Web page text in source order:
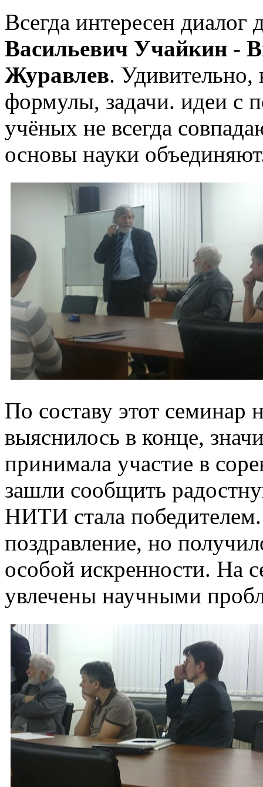
Всегда интересен
Васильевич Учайкин -
Журавлев.
формулы, задачи. идеи с
учёных не всегда
основы науки
По составу этот
выяснилось в конце,
принимала участие в
зашли сообщить
НИТИ стала
поздравление, но
особой искренности. На
увлечены научными